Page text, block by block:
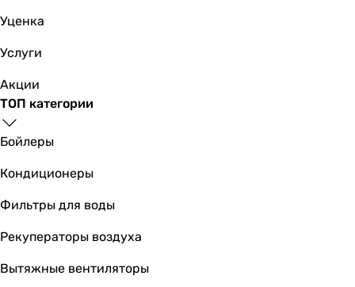
Уценка
Услуги
Акции
ТОП категории
Бойлеры
Кондиционеры
Фильтры для воды
Рекуператоры воздуха
Вытяжные вентиляторы